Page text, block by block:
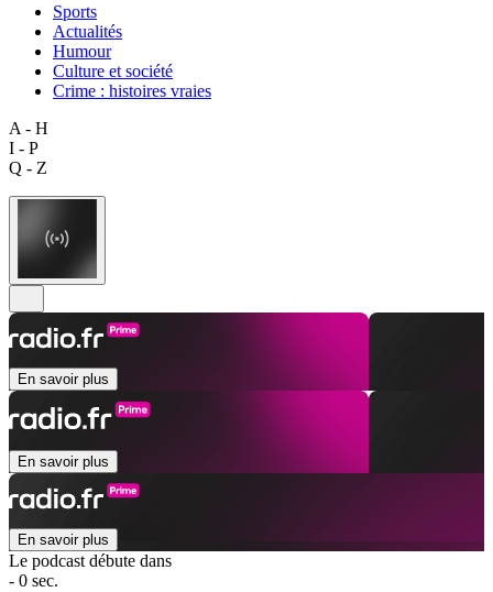
Sports
Actualités
Humour
Culture et société
Crime : histoires vraies
A - H
I - P
Q - Z
En savoir plus
En savoir plus
En savoir plus
Le podcast débute dans
- 0 sec.